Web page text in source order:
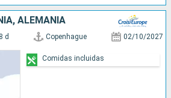
ALEMANIA
8 d Copenhague 02/10/2027
Comidas incluidas